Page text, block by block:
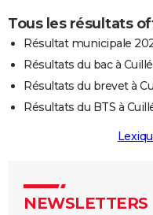
Tous les résultats
Résultat municipale
Résultats du bac à Cuillé
Résultats du brevet à
Résultats du BTS à
NEWSLETTERS